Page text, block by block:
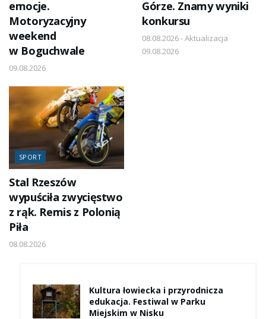
emocje.
Motoryzacyjny
weekend
w Boguchwale
09.08.2026
Górze. Znamy wyniki
konkursu
08.08.2026 - Aktualizacja
09.08.2026
SPORT
Stal Rzeszów
wypuściła zwycięstwo
z rąk. Remis z Polonią
Piła
08.08.2026
Kultura łowiecka i przyrodnicza
edukacja. Festiwal w Parku
Miejskim w Nisku